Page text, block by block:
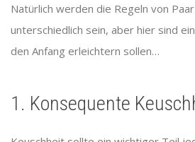
Natürlich werden die Regeln von
unterschiedlich sein, aber hier sind
den Anfang erleichtern sollen…
1. Konsequente